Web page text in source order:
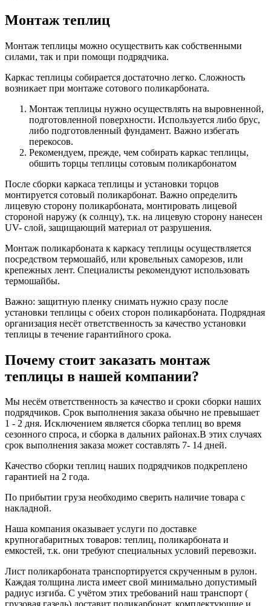
Монтаж теплиц
Монтаж теплицы можно осуществить как собственными
силами, так и при помощи подрядчика.
Каркас теплицы собирается достаточно легко. Сложность
возникает при монтаже сотового поликарбоната.
Монтаж теплицы нужно осуществлять на выровненной,
подготовленной поверхности. Используется либо брус,
либо подготовленный фундамент. Важно избегать
перекосов.
Рекомендуем, прежде, чем собирать каркас теплицы,
обшить торцы теплицы сотовым поликарбонатом
После сборки каркаса теплицы и установки торцов
монтируется сотовый поликарбонат. Важно определить
лицевую сторону поликарбоната, монтировать лицевой
стороной наружу (к солнцу), т.к. на лицевую сторону нанесен
UV- слой, защищающий материал от разрушения.
Монтаж поликарбоната к каркасу теплицы осуществляется
посредством термошайб, или кровельных саморезов, или
крепежных лент. Специалисты рекомендуют использовать
термошайбы.
Важно: защитную пленку снимать нужно сразу после
установки теплицы с обеих сторон поликарбоната. Подрядная
организация несёт ответственность за качество установки
теплицы в течение гарантийного срока.
Почему стоит заказать монтаж
теплицы в нашей компании?
Мы несём ответственность за качество и сроки сборки наших
подрядчиков. Срок выполнения заказа обычно не превышает
1 - 2 дня. Исключением является сборка теплиц во время
сезонного спроса, и сборка в дальних районах.В этих случаях
срок выполнения заказа может составлять 7- 14 дней.
Качество сборки теплиц наших подрядчиков подкреплено
гарантией на 2 года.
По прибытии груза необходимо сверить наличие товара с
накладной.
Наша компания оказывает услуги по доставке
крупногабаритных товаров: теплиц, поликарбоната и
емкостей, т.к. они требуют специальных условий перевозки.
Лист поликарбоната транспортируется скрученным в рулон.
Каждая толщина листа имеет свой минимально допустимый
радиус изгиба. С учётом этих требований наш транспорт (